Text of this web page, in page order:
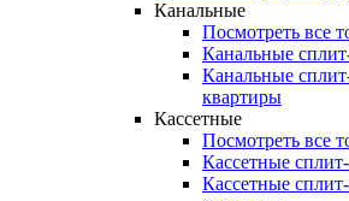
Канальные
Посмотреть все
Канальные
Канальные
квартиры
Кассетные
Посмотреть все
Кассетные
Кассетные